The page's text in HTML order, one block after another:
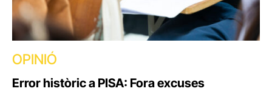
OPINIÓ
Error històric a PISA: Fora excuses